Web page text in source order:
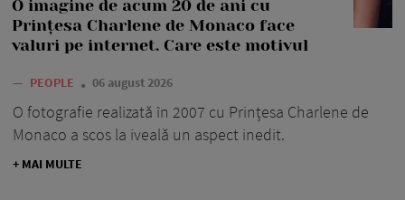
O imagine de acum 20 de ani cu
Prințesa Charlene de Monaco face
valuri pe internet. Care este motivul
— PEOPLE 06 august 2026
O fotografie realizată în 2007 cu Prințesa Charlene de
Monaco a scos la iveală un aspect inedit.
+ MAI MULTE